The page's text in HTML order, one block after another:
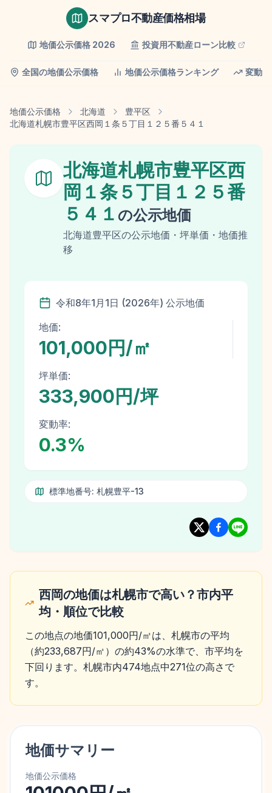
スマプロ不動産価格相場
地価公示価格 2026 投資用不動産ローン比較
全国の地価公示価格 地価公示価格ランキング 変動
地価公示価格 北海道
豊平区
北海道札幌市豊平区西岡１条５丁目１２５番５４１
北海道札幌市豊平区西
岡１条５丁目１２５番
５４１ の公示地価
北海道豊平区の公示地価 ・坪単価・地価推
移
令和8年1月1日 (2026年) 公示地価
地価:
101,000円/㎡
坪単価:
333,900円/坪
変動率:
0.3%
標準地番号: 札幌豊平-13
西岡の地価は札幌市で高い？市内平
均・順位で比較
この地点の地価101,000円/㎡は、札幌市の平均
（約233,687円/㎡）の約43%の水準で、市平均を
下回ります。札幌市内474地点中271位の高さで
す。
地価サマリー
地価公示価格